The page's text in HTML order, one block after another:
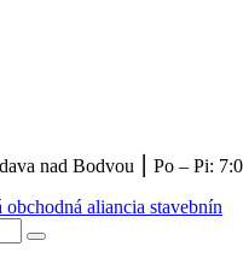
nad Bodvou ⎮ Po – Pi: